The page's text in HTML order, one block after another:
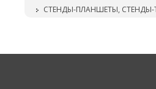
СТЕНДЫ-ПЛАНШЕТЫ, СТЕНДЫ-